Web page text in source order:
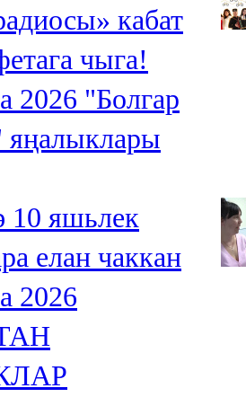
кабат
чыга!
2026 "Болгар
яңалыклары
10 яшьлек
елан чаккан
2026